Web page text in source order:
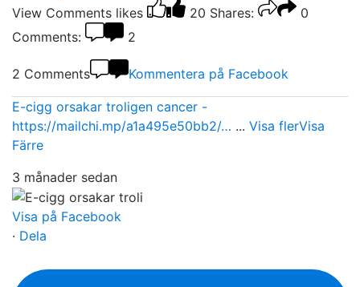
View Comments likes 20 Shares:
0
Comments:
2
2 Comments Kommentera på Facebook
E-cigg orsakar troligen cancer -
https://mailchi.mp/a1a495e50bb2/… ... Visa flerVisa
Färre
3 månader sedan
Visa på Facebook
· Dela